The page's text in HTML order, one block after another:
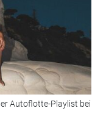
Autoflotte-Playlist bei